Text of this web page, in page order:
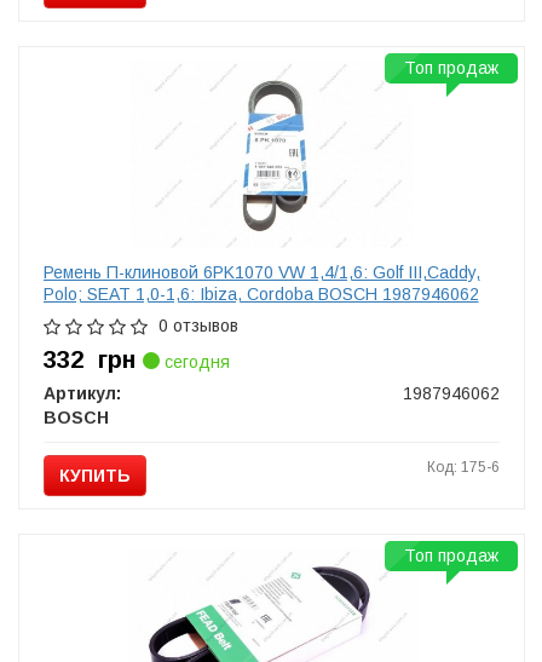
Ремень П-клиновой 6PK1070 VW 1,4/1,6: Golf III,Caddy,
Polo; SEAT 1,0-1,6: Ibiza, Cordoba BOSCH 1987946062
0 отзывов
332 грн
сегодня
Артикул:
1987946062
BOSCH
КУПИТЬ Код: 175-6
Топ продаж
Топ продаж